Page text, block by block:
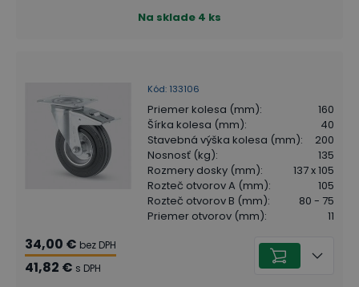
Na sklade 4 ks
Kód: 133106
Priemer kolesa (mm):
160
Šírka kolesa (mm):
40
Stavebná výška kolesa (mm):
200
Nosnosť (kg):
135
Rozmery dosky (mm):
137 x 105
Rozteč otvorov A (mm):
105
Rozteč otvorov B (mm):
80 - 75
Priemer otvorov (mm): 11
34,00 € bez DPH
41,82 € s DPH